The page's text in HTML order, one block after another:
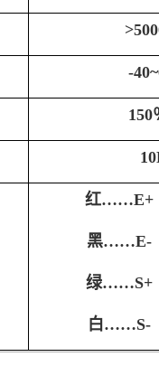
>
-4
150
红……E+
黑……E-
绿……S+
白……S-